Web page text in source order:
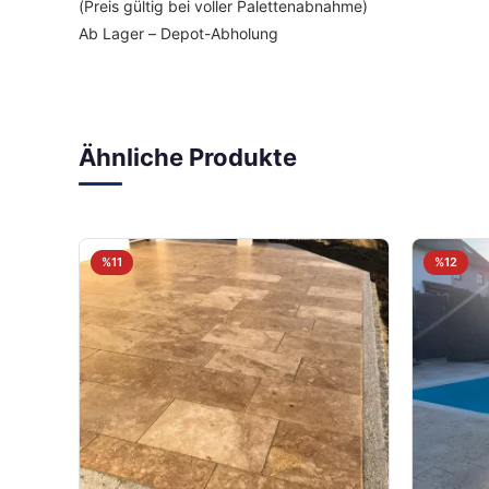
(Preis gültig bei voller Palettenabnahme)
Ab Lager – Depot-Abholung
Ähnliche Produkte
%11 %12